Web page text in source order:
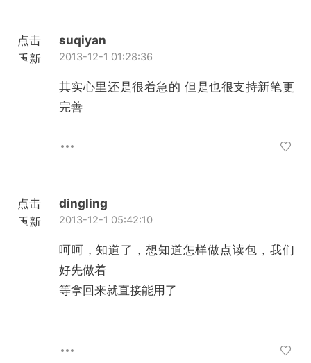
点击
重新
suqiyan
2013-12-1 01:28:36
其实心里还是很着急的 但是也很支持新笔更
完善
点击
重新
dingling
2013-12-1 05:42:10
呵呵，知道了，想知道怎样做点读包，我们
好先做着
等拿回来就直接能用了